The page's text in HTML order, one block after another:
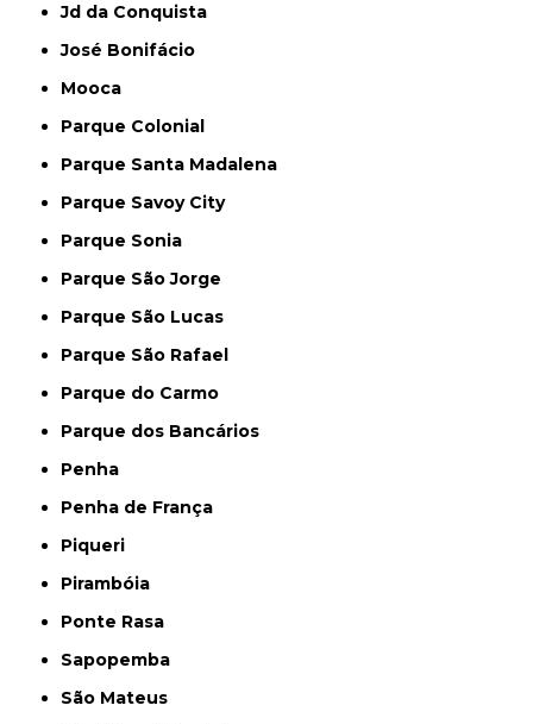
Jd da Conquista
José Bonifácio
Mooca
Parque Colonial
Parque Santa Madalena
Parque Savoy City
Parque Sonia
Parque São Jorge
Parque São Lucas
Parque São Rafael
Parque do Carmo
Parque dos Bancários
Penha
Penha de França
Piqueri
Pirambóia
Ponte Rasa
Sapopemba
São Mateus